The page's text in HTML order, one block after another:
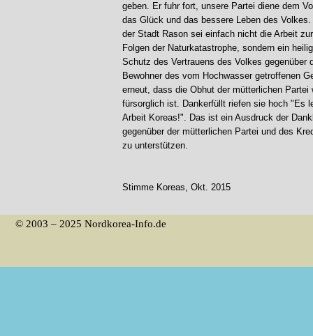
geben. Er fuhr fort, unsere Partei diene dem
das Glück und das bessere Leben des Volkes.
der Stadt Rason sei einfach nicht die Arbeit
Folgen der Naturkatastrophe, sondern ein
Schutz des Vertrauens des Volkes gegenüber
Bewohner des vom Hochwasser getroffenen
erneut, dass die Obhut der mütterlichen Partei
fürsorglich ist. Dankerfüllt riefen sie hoch "Es
Arbeit Koreas!". Das ist ein Ausdruck der
gegenüber der mütterlichen Partei und des
zu unterstützen.
Stimme Koreas, Okt. 2015
© 2003 – 2025 Nordkorea-Info.de